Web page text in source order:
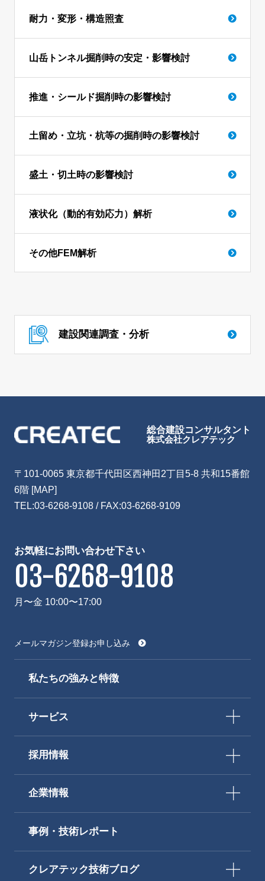
耐力・変形・構造照査
山岳トンネル掘削時の安定・影響検討
推進・シールド掘削時の影響検討
土留め・立坑・杭等の掘削時の影響検討
盛土・切土時の影響検討
液状化（動的有効応力）解析
その他FEM解析
建設関連調査・分析
総合建設コンサルタント
株式会社クレアテック
〒101-0065 東京都千代田区西神田2丁目5-8 共和15番館
6階 [MAP]
TEL:03-6268-9108/ FAX:03-6268-9109
メールマガジン登録お申し込み
お気軽にお問い合わせ下さい
03-6268-9108
月〜金 10:00〜17:00
私たちの強みと特徴
サービス
採用情報
企業情報
事例・技術レポート
クレアテック技術ブログ